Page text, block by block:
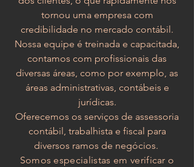
tornou uma empresa com
credibilidade no mercado contábil.
Nossa equipe é treinada e capacitada,
contamos com profissionais das
diversas áreas, como por exemplo, as
áreas administrativas, contábeis e
jurídicas.
Oferecemos os serviços de assessoria
contábil, trabalhista e fiscal para
diversos ramos de negócios.
Somos especialistas em verificar o